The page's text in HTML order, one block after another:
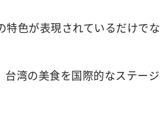
色が表現されているだけで
湾の美食を国際的なステー